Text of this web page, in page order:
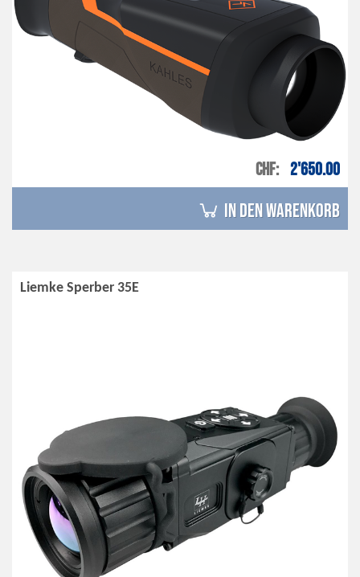
CHF 2'650.00
in den Warenkorb
Liemke Sperber 35E